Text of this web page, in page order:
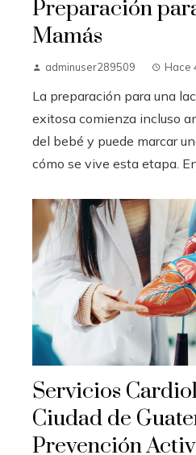
Preparación
Mamás
adminuser289509 Hace
La preparación para una
exitosa comienza incluso
del bebé y puede marcar
cómo se vive esta etapa.
Servicios
Ciudad de
Prevención